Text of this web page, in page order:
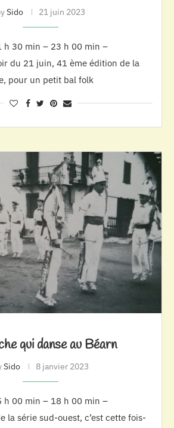
Sido 21 juin 2023
h 30 min – 23 h 00 min –
du 21 juin, 41 ème édition de la
pour un petit bal folk
qui danse au Béarn
Sido 8 janvier 2023
h 00 min – 18 h 00 min –
la série sud-ouest, c’est cette fois-